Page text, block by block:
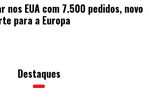
nos EUA com 7.500 pedidos, novo
para a Europa
Destaques